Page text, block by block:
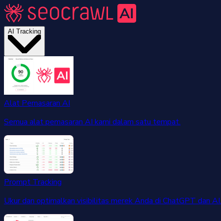
AI Tracking
Alat Pemasaran AI
Semua alat pemasaran AI kami dalam satu tempat.
Prompt Tracking
Ukur dan optimalkan visibilitas merek Anda di ChatGPT dan AI.